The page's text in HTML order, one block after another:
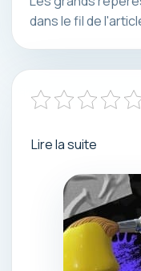
dans le fil de
Lire la suite